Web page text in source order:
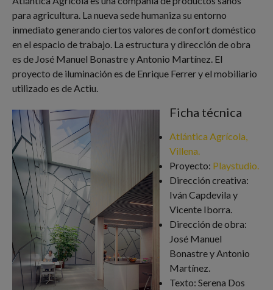
para agricultura. La nueva sede humaniza su entorno
inmediato generando ciertos valores de confort doméstico
en el espacio de trabajo. La estructura y dirección de obra
es de José Manuel Bonastre y Antonio Martínez. El
proyecto de iluminación es de Enrique Ferrer y el mobiliario
utilizado es de Actiu.
Ficha técnica
Atlántica Agrícola,
Villena.
Proyecto: Playstudio.
Dirección creativa:
Iván Capdevila y
Vicente Iborra.
Dirección de obra:
José Manuel
Bonastre y Antonio
Martínez.
Texto: Serena Dos